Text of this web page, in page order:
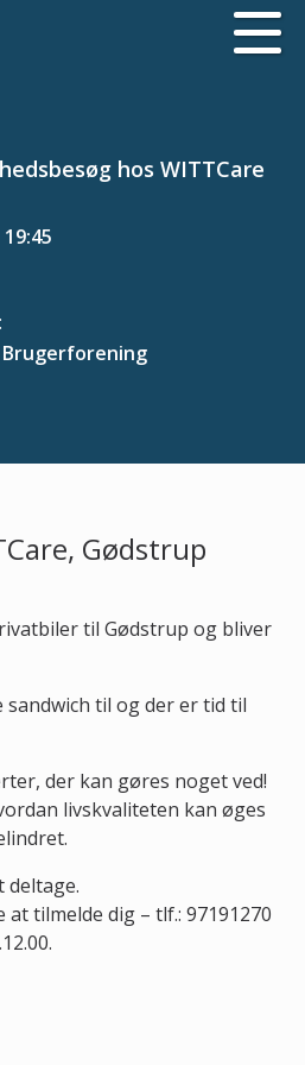
hos WITTCare
Gødstrup
til Gødstrup og bliver
sandwich til og der er tid til
der kan gøres noget ved!
livskvaliteten kan øges
deltage.
tilmelde dig – tlf.: 97191270